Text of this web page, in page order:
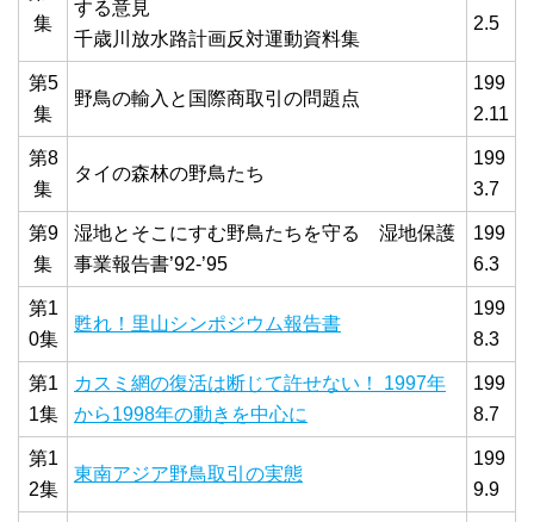
集
する意見
千歳川放水路計画反対運動資料集
2.5
第5
集
野鳥の輸入と国際商取引の問題点
199
2.11
第8
集
タイの森林の野鳥たち
199
3.7
第9
集
湿地とそこにすむ野鳥たちを守る 湿地保護
事業報告書’92-’95
199
6.3
第1
0集
甦れ！里山シンポジウム報告書
199
8.3
第1
1集
カスミ網の復活は断じて許せない！ 1997年
から1998年の動きを中心に
199
8.7
第1
2集
東南アジア野鳥取引の実態
199
9.9